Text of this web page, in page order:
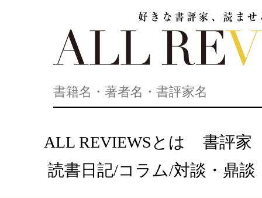
ALL REVIEWSとは
書評家
読書日記/コラム/対談・鼎談